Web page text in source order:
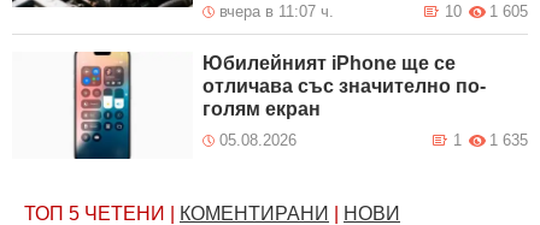
вчера в 11:07 ч. 1 605
10
Юбилейният iPhone ще се
отличава със значително по-
голям екран
05.08.2026 1 635
1
ТОП 5 ЧЕТЕНИ КОМЕНТИРАНИ НОВИ